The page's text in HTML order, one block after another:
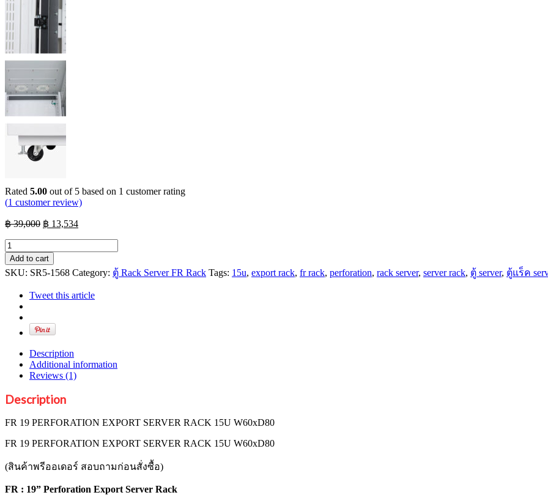
Rated 5.00 out of 5 based on 1 customer rating
(1 customer review)
฿39,000 Original
฿ 39,000.
฿ 13,534Current
FR
19
PERFORATION
EXPORT
RACK
15U
W60xD80
quantity
Add to cart
SKU: SR5-1568 Category: ตู้ Rack Server FR Rack Tags: 15u, export rack, fr rack, perforation, rack server, server rack, ตู้ server, ตู้แร็ค
Tweet this article
Description
Additional information
Reviews (1)
Description
FR 19 PERFORATION EXPORT SERVER RACK 15U W60xD80
FR 19 PERFORATION EXPORT SERVER RACK 15U W60xD80
(สินค้าพรีออเดอร์ สอบถามก่อนสั่งซื้อ)
FR : 19” Perforation Export Server Rack